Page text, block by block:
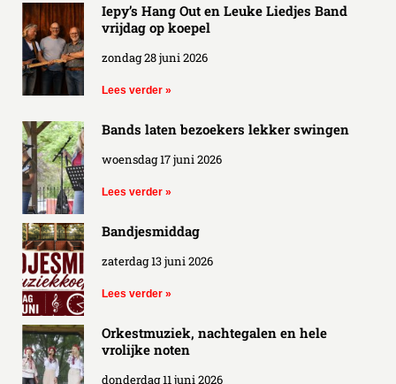
Iepy’s Hang Out en Leuke Liedjes Band
vrijdag op koepel
zondag 28 juni 2026
Lees verder »
Bands laten bezoekers lekker swingen
woensdag 17 juni 2026
Lees verder »
Bandjesmiddag
zaterdag 13 juni 2026
Lees verder »
Orkestmuziek, nachtegalen en hele
vrolijke noten
donderdag 11 juni 2026